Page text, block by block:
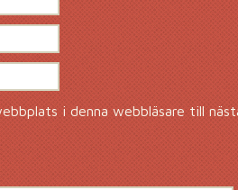
i denna webbläsare till